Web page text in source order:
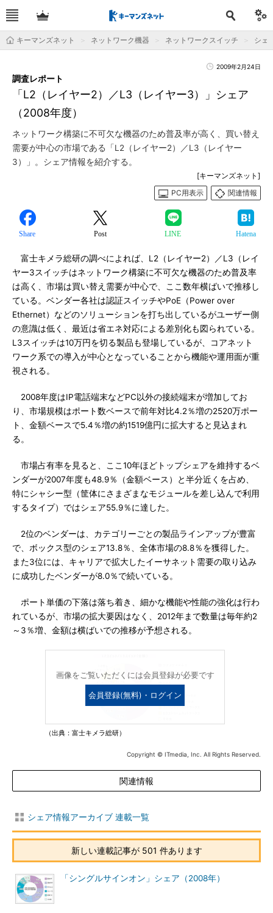
キーマンズネット ネットワーク機器 ネットワークスイッチ シェ
2009年2月24日
「L2（レイヤー2）／L3（レイヤー3）」シェア
（2008年度）
調査レポート
ネットワーク構築に不可欠な機器のため普及率が高く、買い替え
需要が中心の市場である「L2（レイヤー2）／L3（レイヤー
3）」。シェア情報を紹介する。
[キーマンズネット]
PC用表示
関連情報
Share Post LINE Hatena
富士キメラ総研の調べによれば、L2（レイヤー2）／L3（レイ
ヤー3スイッチはネットワーク構築に不可欠な機器のため普及率
は高く、市場は買い替え需要が中心で、ここ数年横ばいで推移し
ている。ベンダー各社は認証スイッチやPoE（Power over
Ethernet）などのソリューションを打ち出しているがユーザー側
の意識は低く、最近は省エネ対応による差別化も図られている。
L3スイッチは10万円を切る製品も登場しているが、コアネット
ワーク系での導入が中心となっていることから機能や運用面が重
視される。
2008年度はIP電話端末などPC以外の接続端末が増加してお
り、市場規模はポート数ベースで前年対比4.2％増の2520万ポー
ト、金額ベースで5.4％増の約1519億円に拡大すると見込まれ
る。
市場占有率を見ると、ここ10年ほどトップシェアを維持するベ
ンダーが2007年度も48.9％（金額ベース）と半分近くを占め、
特にシャシー型（筐体にさまざまなモジュールを差し込んで利用
するタイプ）ではシェア55.9％に達した。
2位のベンダーは、カテゴリーごとの製品ラインアップが豊富
で、ボックス型のシェア13.8％、全体市場の8.8％を獲得した。
また3位には、キャリアで拡大したイーサネット需要の取り込み
に成功したベンダーが8.0％で続いている。
ポート単価の下落は落ち着き、細かな機能や性能の強化は行わ
れているが、市場の拡大要因はなく、2012年まで数量は毎年約2
～3％増、金額は横ばいでの推移が予想される。
画像をご覧いただくには会員登録が必要です
会員登録(無料)・ログイン
（出典：富士キメラ総研）
Copyright © ITmedia, Inc. All Rights Reserved.
関連情報
シェア情報アーカイブ 連載一覧
新しい連載記事が 501 件あります
「シングルサインオン」シェア（2008年）